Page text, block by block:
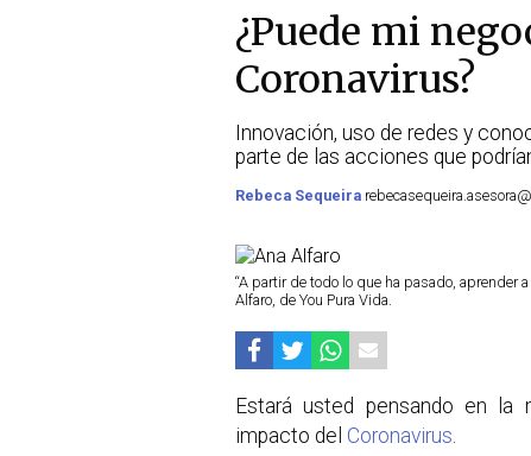
¿Puede mi
Coronavirus?
Innovación, uso de redes y
parte de las acciones que
Rebeca Sequeira
“A partir de todo lo que ha pasado, aprender
Alfaro, de You Pura Vida.
Estará usted pensando en la
impacto del Coronavirus